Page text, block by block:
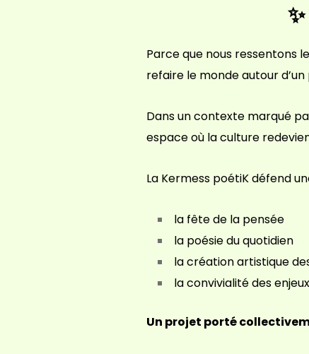
✨
Parce que nous ressentons
refaire le monde autour
Dans un contexte marqué
espace où la culture
La Kermess poétiK défend
la fête de la pensée
la poésie du quotidien
la création artistique
la convivialité des
Un projet porté